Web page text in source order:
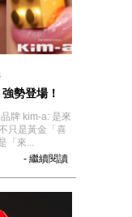
勢登場！
牌 kim-a: 是來
只是黃金「喜
「來...
- 繼續閱讀